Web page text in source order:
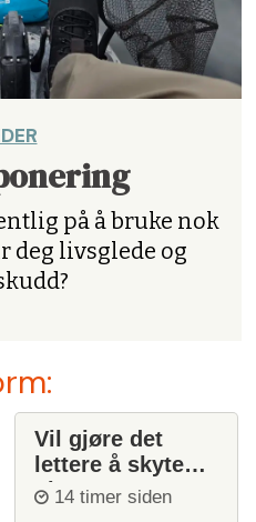
på å bruke nok
deg livsglede og
Vil gjøre det
lettere å skyte
ulv14 timer siden